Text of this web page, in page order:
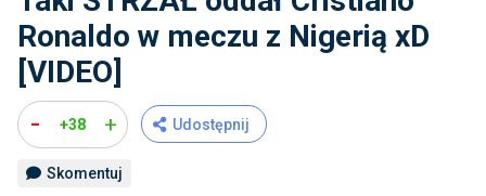
Ronaldo w meczu z Nigerią xD
[VIDEO]
- +38 + Udostępnij
Skomentuj